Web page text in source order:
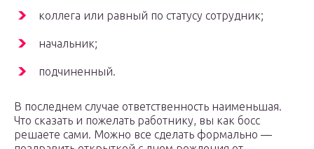
коллега или равный по статусу сотрудник;
начальник;
подчиненный.
В последнем случае ответственность наименьшая.
Что сказать и пожелать работнику, вы как босс
решаете сами. Можно все сделать формально —